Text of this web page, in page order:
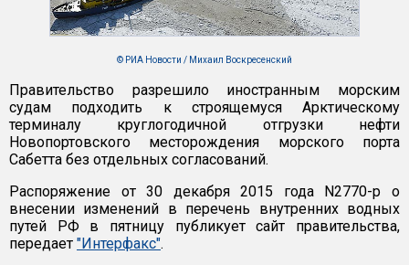
© РИА Новости / Михаил Воскресенский
Правительство разрешило иностранным морским
судам подходить к строящемуся Арктическому
терминалу круглогодичной отгрузки нефти
Новопортовского месторождения морского порта
Сабетта без отдельных согласований.
Распоряжение от 30 декабря 2015 года N2770-р о
внесении изменений в перечень внутренних водных
путей РФ в пятницу публикует сайт правительства,
передает "Интерфакс".